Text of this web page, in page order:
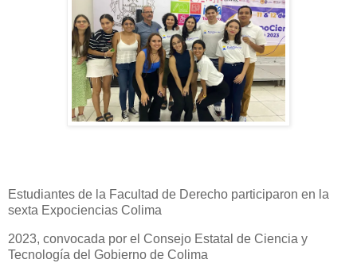
Estudiantes de la Facultad de Derecho participaron en la
sexta Expociencias Colima
2023, convocada por el Consejo Estatal de Ciencia y
Tecnología del Gobierno de Colima